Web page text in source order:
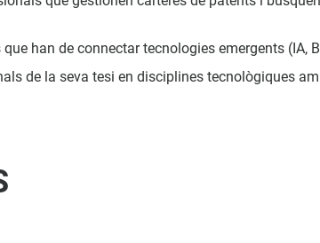
han de connectar tecnologies emergents (IA,
de la seva tesi en disciplines tecnològiques